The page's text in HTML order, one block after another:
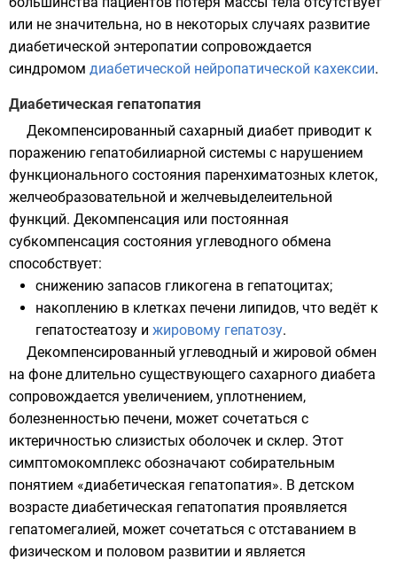
или не значительна, но в некоторых случаях развитие
диабетической энтеропатии сопровождается
синдромом диабетической нейропатической кахексии.
Диабетическая гепатопатия
Декомпенсированный сахарный диабет приводит к
поражению гепатобилиарной системы с нарушением
функционального состояния паренхиматозных клеток,
желчеобразовательной и желчевыделеительной
функций. Декомпенсация или постоянная
субкомпенсация состояния углеводного обмена
способствует:
снижению запасов гликогена в гепатоцитах;
накоплению в клетках печени липидов, что ведёт к
гепатостеатозу и жировому гепатозу.
Декомпенсированный углеводный и жировой обмен
на фоне длительно существующего сахарного диабета
сопровождается увеличением, уплотнением,
болезненностью печени, может сочетаться с
иктеричностью слизистых оболочек и склер. Этот
симптомокомплекс обозначают собирательным
понятием «диабетическая гепатопатия». В детском
возрасте диабетическая гепатопатия проявляется
гепатомегалией, может сочетаться с отставанием в
физическом и половом развитии и является